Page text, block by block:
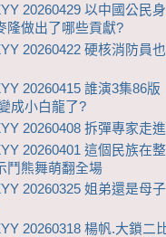
20260429 以中國公民
隆做出了哪些貢獻?
20260422 硬核消防員
20260415 誰演3集86
成小白龍了?
20260408 拆彈專家走
20260401 這個民族在
鬥熊舞萌翻全場
20260325 姐弟還是母
20260318 楊帆.大鎖二